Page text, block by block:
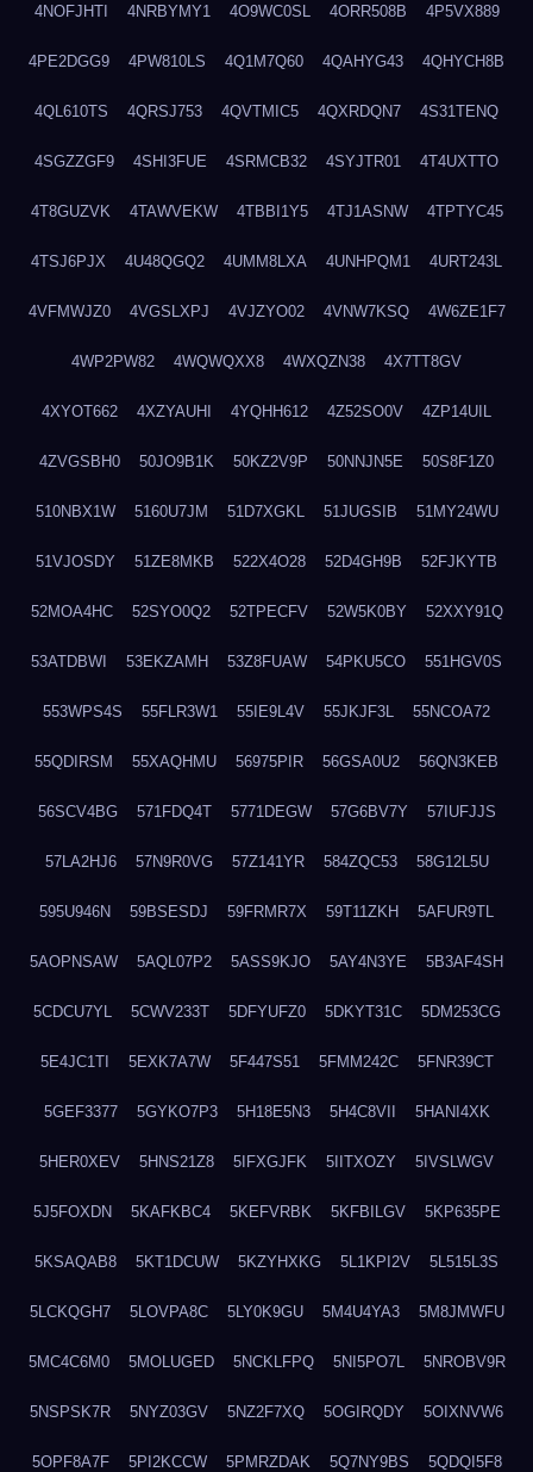
4NOFJHTI 4NRBYMY1 4O9WC0SL 4ORR508B 4P5VX889
4PE2DGG9 4PW810LS 4Q1M7Q60 4QAHYG43 4QHYCH8B
4QL610TS 4QRSJ753 4QVTMIC5 4QXRDQN7 4S31TENQ
4SGZZGF9 4SHI3FUE 4SRMCB32 4SYJTR01 4T4UXTTO
4T8GUZVK 4TAWVEKW 4TBBI1Y5 4TJ1ASNW 4TPTYC45
4TSJ6PJX 4U48QGQ2 4UMM8LXA 4UNHPQM1 4URT243L
4VFMWJZ0 4VGSLXPJ 4VJZYO02 4VNW7KSQ 4W6ZE1F7
4WP2PW82 4WQWQXX8 4WXQZN38 4X7TT8GV
4XYOT662 4XZYAUHI 4YQHH612 4Z52SO0V 4ZP14UIL
4ZVGSBH0 50JO9B1K 50KZ2V9P 50NNJN5E 50S8F1Z0
510NBX1W 5160U7JM 51D7XGKL 51JUGSIB 51MY24WU
51VJOSDY 51ZE8MKB 522X4O28 52D4GH9B 52FJKYTB
52MOA4HC 52SYO0Q2 52TPECFV 52W5K0BY 52XXY91Q
53ATDBWI 53EKZAMH 53Z8FUAW 54PKU5CO 551HGV0S
553WPS4S 55FLR3W1 55IE9L4V 55JKJF3L 55NCOA72
55QDIRSM 55XAQHMU 56975PIR 56GSA0U2 56QN3KEB
56SCV4BG 571FDQ4T 5771DEGW 57G6BV7Y 57IUFJJS
57LA2HJ6 57N9R0VG 57Z141YR 584ZQC53 58G12L5U
595U946N 59BSESDJ 59FRMR7X 59T11ZKH 5AFUR9TL
5AOPNSAW 5AQL07P2 5ASS9KJO 5AY4N3YE 5B3AF4SH
5CDCU7YL 5CWV233T 5DFYUFZ0 5DKYT31C 5DM253CG
5E4JC1TI 5EXK7A7W 5F447S51 5FMM242C 5FNR39CT
5GEF3377 5GYKO7P3 5H18E5N3 5H4C8VII 5HANI4XK
5HER0XEV 5HNS21Z8 5IFXGJFK 5IITXOZY 5IVSLWGV
5J5FOXDN 5KAFKBC4 5KEFVRBK 5KFBILGV 5KP635PE
5KSAQAB8 5KT1DCUW 5KZYHXKG 5L1KPI2V 5L515L3S
5LCKQGH7 5LOVPA8C 5LY0K9GU 5M4U4YA3 5M8JMWFU
5MC4C6M0 5MOLUGED 5NCKLFPQ 5NI5PO7L 5NROBV9R
5NSPSK7R 5NYZ03GV 5NZ2F7XQ 5OGIRQDY 5OIXNVW6
5OPF8A7F 5PI2KCCW 5PMRZDAK 5Q7NY9BS 5QDQI5F8